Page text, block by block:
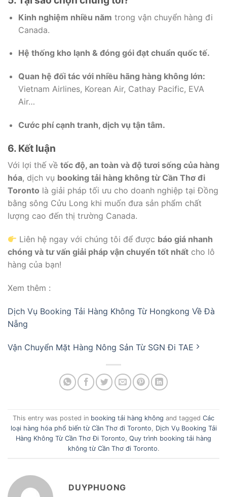
Kinh nghiệm nhiều năm trong vận chuyển hàng đi
Canada.
Hệ thống kho lạnh & đóng gói đạt chuẩn quốc tế.
Quan hệ đối tác với nhiều hãng hàng không lớn:
Vietnam Airlines, Korean Air, Cathay Pacific, EVA
Air…
Cước phí cạnh tranh, dịch vụ tận tâm.
6. Kết luận
Với lợi thế về tốc độ, an toàn và độ tươi sống của hàng
hóa, dịch vụ booking tải hàng không từ Cần Thơ đi
Toronto là giải pháp tối ưu cho doanh nghiệp tại Đồng
bằng sông Cửu Long khi muốn đưa sản phẩm chất
lượng cao đến thị trường Canada.
Liên hệ ngay với chúng tôi để được báo giá nhanh
chóng và tư vấn giải pháp vận chuyển tốt nhất cho lô
hàng của bạn!
Xem thêm :
Dịch Vụ Booking Tải Hàng Không Từ Hongkong Về Đà
Nẵng
Vận Chuyển Mặt Hàng Nông Sản Từ SGN Đi TAE
This entry was posted in booking tải hàng không and tagged Các
loại hàng hóa phổ biến từ Cần Thơ đi Toronto
Dịch Vụ Booking Tải
Hàng Không Từ Cần Thơ Đi Toronto Quy trình booking tải hàng
không từ Cần Thơ đi Toronto.
DUYPHUONG